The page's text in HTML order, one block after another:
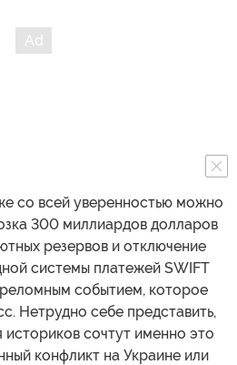
со всей уверенностью можно
300 миллиардов долларов
резервов и отключение
системы платежей SWIFT
событием, которое
Нетрудно себе представить,
сочтут именно это
конфликт на Украине или